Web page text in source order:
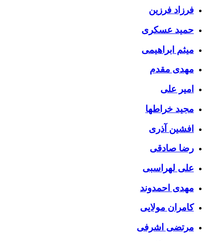
فرزاد فرزین
حمید عسکری
میثم ابراهیمی
مهدی مقدم
امیر علی
مجید خراطها
افشین آذری
رضا صادقی
علی لهراسبی
مهدی احمدوند
کامران مولایی
مرتضی اشرفی